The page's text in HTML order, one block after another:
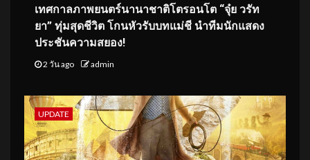
เทศกาลภาพยนตร์นานาชาติโตรอนโต “จุ๋ย วรัท
ยา” ทุ่มสุดชีวิต โกนหัวรับบทแม่ชี นำทีมนักแสดง
ประชันความสยอง!
2 วัน ago admin
UPDATE